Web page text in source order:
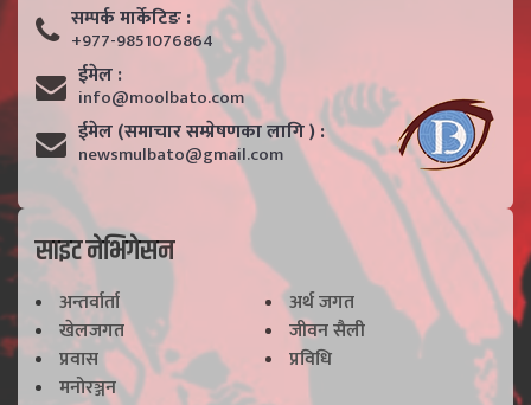
सम्पर्क मार्केटिङ :
+977-9851076864
ईमेल :
info@moolbato.com
ईमेल (समाचार सम्प्रेषणका लागि ) :
newsmulbato@gmail.com
साइट नेभिगेसन
अन्तर्वार्ता
अर्थ जगत
खेलजगत
जीवन सैली
प्रवास
प्रविधि
मनोरञ्जन